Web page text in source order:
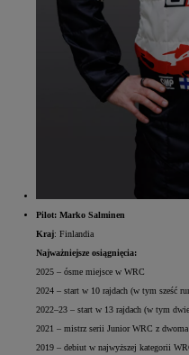
Pilot: Marko Salminen
Kraj: Finlandia
Najważniejsze osiągnięcia:
2025 – ósme miejsce w WRC
2024 – start w 10 rajdach (w tym sześć
2022–23 – start w 13 rajdach (w tym
2021 – mistrz serii Junior WRC z
2019 – debiut w najwyższej kategorii